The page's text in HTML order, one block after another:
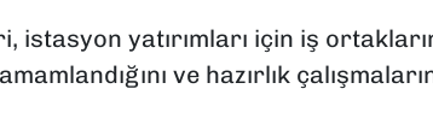
istasyon yatırımları için iş
ve hazırlık